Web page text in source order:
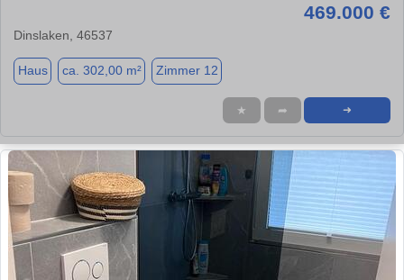
469.000 €
Dinslaken, 46537
Haus ca. 302,00 m² Zimmer 12
★ ➦ ➜